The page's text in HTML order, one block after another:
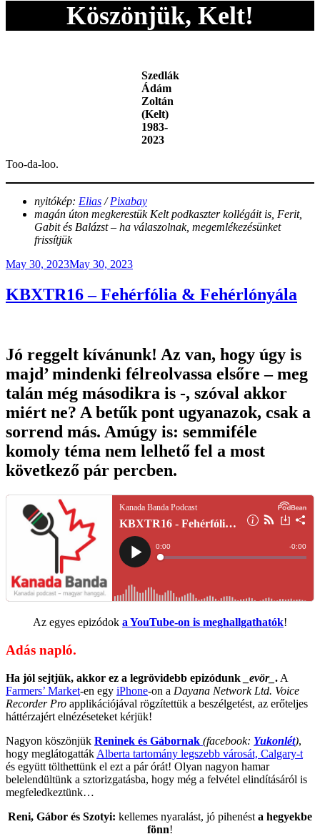
Köszönjük, Kelt!
Szedlák
Ádám
Zoltán
(Kelt)
1983-
2023
Too-da-loo.
nyitókép: Elias /Pixabay
magán úton megkerestük Kelt podkaszter kollégáit is, Ferit,
Gabit és Balázst – ha válaszolnak, megemlékezésünket
frissítjük
Posted
May 30, 2023May 30, 2023
KBXTR16 – Fehérfólia & Fehérlónyála
Jó reggelt kívánunk! Az van, hogy úgy is
majd’ mindenki félreolvassa elsőre – meg
talán még másodikra is -, szóval akkor
miért ne? A betűk pont ugyanazok, csak a
sorrend más. Amúgy is: semmiféle
komoly téma nem lelhető fel a most
következő pár percben.
Az egyes epizódok a YouTube-on is meghallgathatók!
Adás napló.
Ha jól sejtjük, akkor ez a legrövidebb epizódunk _evör_ . A
Farmers’ Market-en egy iPhone-on a Dayana Network Ltd. Voice
Recorder Pro applikációjával rögzítettük a beszélgetést, az erőteljes
háttérzajért elnézéseteket kérjük!
Nagyon köszönjük Reninek és Gábornak (facebook: Yukonlét),
hogy meglátogatták Alberta tartomány legszebb városát, Calgary-t
és együtt tölthettünk el ezt a pár órát! Olyan nagyon hamar
belelendültünk a sztorizgatásba, hogy még a felvétel elindításáról is
megfeledkeztünk…
Reni, Gábor és Szotyi: kellemes nyaralást, jó pihenést a hegyekbe
fönn!